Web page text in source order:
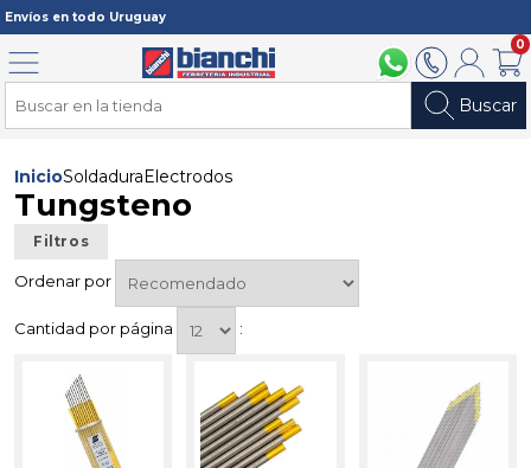
Envíos en todo Uruguay
094 211 1122902 2902Mi cuenta
0
Buscar
Menú
InicioSoldadura Electrodos
Tungsteno
Filtros
Ordenar por
Cantidad por página :